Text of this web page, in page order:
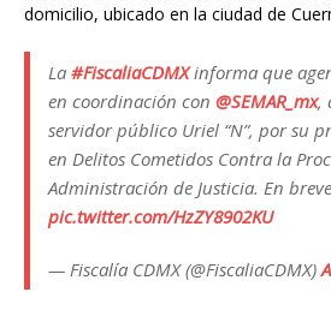
domicilio, ubicado en la ciudad de
La #FiscaliaCDMXinforma que
en coordinación con @SEMAR_mx,
servidor público Uriel “N”, por su
en Delitos Cometidos Contra la
Administración de Justicia. En
pic.twitter.com/HzZY8902KU
— Fiscalía CDMX (@FiscaliaCDMX)